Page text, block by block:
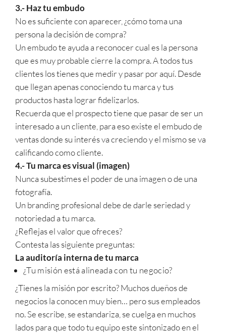
3.- Haz tu embudo
No es suficiente con aparecer, ¿cómo toma una
persona la decisión de compra?
Un embudo te ayuda a reconocer cual es la persona
que es muy probable cierre la compra. A todos tus
clientes los tienes que medir y pasar por aquí. Desde
que llegan apenas conociendo tu marca y tus
productos hasta lograr fidelizarlos.
Recuerda que el prospecto tiene que pasar de ser un
interesado a un cliente, para eso existe el embudo de
ventas donde su interés va creciendo y el mismo se va
calificando como cliente.
4.- Tu marca es visual (imagen)
Nunca subestimes el poder de una imagen o de una
fotografía.
Un branding profesional debe de darle seriedad y
notoriedad a tu marca.
¿Reflejas el valor que ofreces?
Contesta las siguiente preguntas:
La auditoría interna de tu marca
¿Tu misión está alineada con tu negocio?
¿Tienes la misión por escrito? Muchos dueños de
negocios la conocen muy bien… pero sus empleados
no. Se escribe, se estandariza, se cuelga en muchos
lados para que todo tu equipo este sintonizado en el